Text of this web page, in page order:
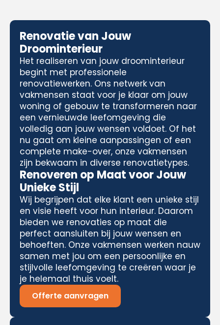
Renovatie van Jouw
Droominterieur
Het realiseren van jouw droominterieur
begint met professionele
renovatiewerken. Ons netwerk van
vakmensen staat voor je klaar om jouw
woning of gebouw te transformeren naar
een vernieuwde leefomgeving die
volledig aan jouw wensen voldoet. Of het
nu gaat om kleine aanpassingen of een
complete make-over, onze vakmensen
zijn bekwaam in diverse renovatietypes.
Renoveren op Maat voor Jouw
Unieke Stijl
Wij begrijpen dat elke klant een unieke stijl
en visie heeft voor hun interieur. Daarom
bieden we renovaties op maat die
perfect aansluiten bij jouw wensen en
behoeften. Onze vakmensen werken nauw
samen met jou om een persoonlijke en
stijlvolle leefomgeving te creëren waar je
je helemaal thuis voelt.
Offerte aanvragen